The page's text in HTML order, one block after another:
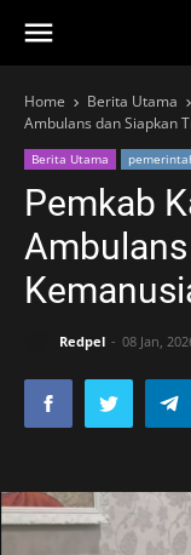
Home Berita Utama
Ambulans dan Siapkan
Berita Utama
Pemkab
Redpel 08 Jan,